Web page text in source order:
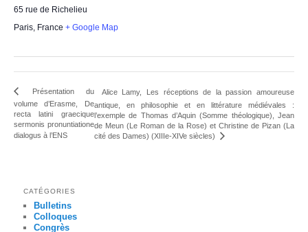
65 rue de Richelieu
Paris France + Google Map
Présentation du
volume d’Erasme, De
recta latini graecique
sermonis pronuntiatione
dialogus à l’ENS
Alice Lamy, Les réceptions de la passion amoureuse
antique, en philosophie et en littérature médiévales :
l’exemple de Thomas d’Aquin (Somme théologique), Jean
de Meun (Le Roman de la Rose) et Christine de Pizan (La
cité des Dames) (XIIIe-XIVe siècles)
CATÉGORIES
Bulletins
Colloques
Congrès